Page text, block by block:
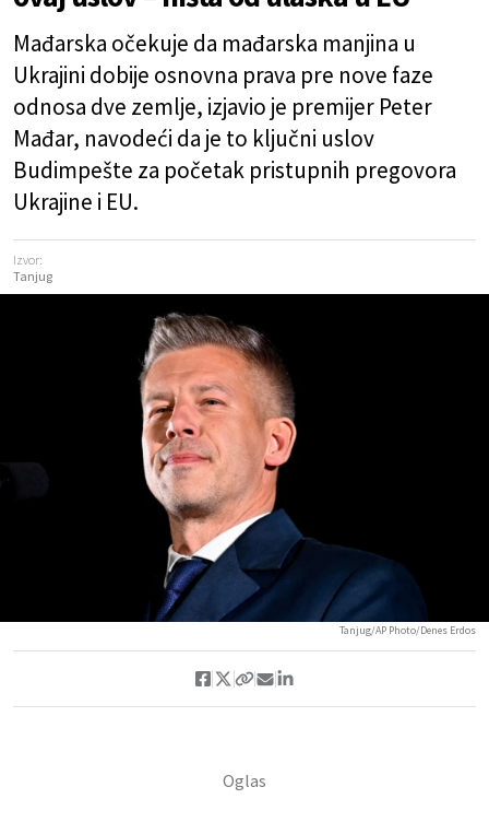
Mađarska očekuje da mađarska manjina u
Ukrajini dobije osnovna prava pre nove faze
odnosa dve zemlje, izjavio je premijer Peter
Mađar, navodeći da je to ključni uslov
Budimpešte za početak pristupnih pregovora
Ukrajine i EU.
Izvor:
Tanjug
Tanjug/AP Photo/Denes Erdos